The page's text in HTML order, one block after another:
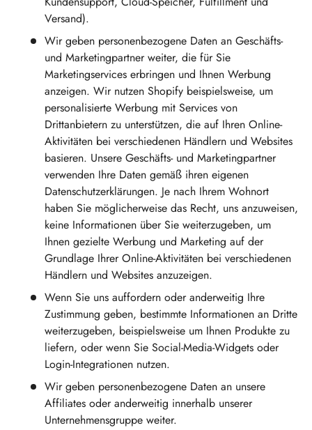
Versand).
Wir geben personenbezogene Daten an Geschäfts-
und Marketingpartner weiter, die für Sie
Marketingservices erbringen und Ihnen Werbung
anzeigen. Wir nutzen Shopify beispielsweise, um
personalisierte Werbung mit Services von
Drittanbietern zu unterstützen, die auf Ihren Online-
Aktivitäten bei verschiedenen Händlern und Websites
basieren. Unsere Geschäfts- und Marketingpartner
verwenden Ihre Daten gemäß ihren eigenen
Datenschutzerklärungen. Je nach Ihrem Wohnort
haben Sie möglicherweise das Recht, uns anzuweisen,
keine Informationen über Sie weiterzugeben, um
Ihnen gezielte Werbung und Marketing auf der
Grundlage Ihrer Online-Aktivitäten bei verschiedenen
Händlern und Websites anzuzeigen.
Wenn Sie uns auffordern oder anderweitig Ihre
Zustimmung geben, bestimmte Informationen an Dritte
weiterzugeben, beispielsweise um Ihnen Produkte zu
liefern, oder wenn Sie Social-Media-Widgets oder
Login-Integrationen nutzen.
Wir geben personenbezogene Daten an unsere
Affiliates oder anderweitig innerhalb unserer
Unternehmensgruppe weiter.